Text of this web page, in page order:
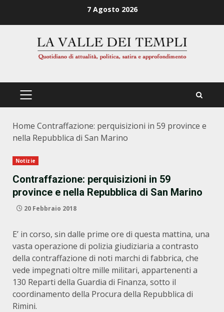
7 Agosto 2026
PRIMÄRES
Home Contraffazione: perquisizioni in 59 province e
nella Repubblica di San Marino
Notizie
Contraffazione: perquisizioni in 59
province e nella Repubblica di San Marino
20 Febbraio 2018
E’ in corso, sin dalle prime ore di questa mattina, una
vasta operazione di polizia giudiziaria a contrasto
della contraffazione di noti marchi di fabbrica, che
vede impegnati oltre mille militari, appartenenti a
130 Reparti della Guardia di Finanza, sotto il
coordinamento della Procura della Repubblica di
Rimini.